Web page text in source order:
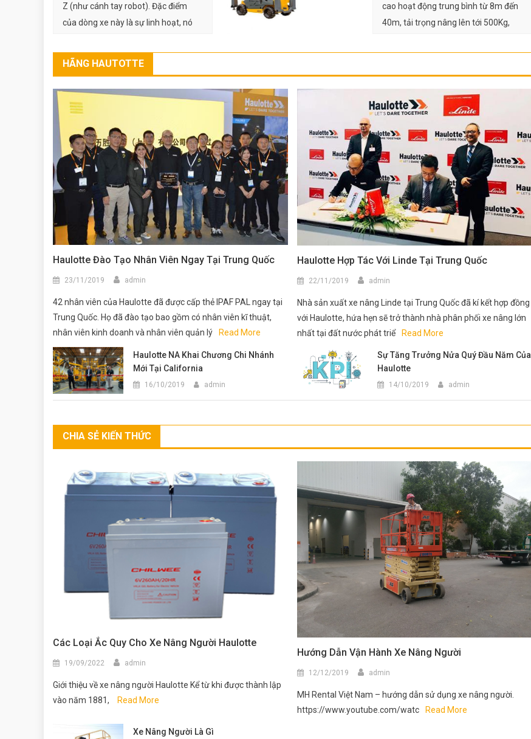
Z (như cánh tay robot). Đặc điểm
của dòng xe này là sự linh hoạt, nó
khoảng 30m […]
cao hoạt động trung bình từ 8m đến
40m, tải trọng nâng lên tới 500Kg,
Ứng dụng Vì được thiết […]
HÃNG HAUTOTTE
Haulotte Đào Tạo Nhân Viên Ngay Tại Trung Quốc
23/11/2019 admin
42 nhân viên của Haulotte đã được cấp thẻ IPAF PAL ngay tại
Trung Quốc. Họ đã đào tạo bao gồm có nhân viên kĩ thuật,
nhân viên kinh doanh và nhân viên quản lý
Read More
Haulotte Hợp Tác Với Linde Tại Trung Quốc
22/11/2019 admin
Nhà sản xuất xe nâng Linde tại Trung Quốc đã kí kết hợp đồng
với Haulotte, hứa hẹn sẽ trở thành nhà phân phối xe nâng lớn
nhất tại đất nước phát triể
Read More
Haulotte NA Khai Chương Chi Nhánh
Mới Tại California
16/10/2019 admin
Sự Tăng Trưởng Nửa Quý Đầu Năm Của
Haulotte
14/10/2019 admin
CHIA SẺ KIẾN THỨC
Các Loại Ắc Quy Cho Xe Nâng Người Haulotte
19/09/2022 admin
Giới thiệu về xe nâng người Haulotte Kể từ khi được thành lập
vào năm 1881,
Read More
Hướng Dẫn Vận Hành Xe Nâng Người
12/12/2019 admin
MH Rental Việt Nam – hướng dẫn sử dụng xe nâng người.
https://www.youtube.com/watc
Read More
Xe Nâng Người Là Gì